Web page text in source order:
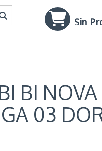
Sin
BI NOVA
03